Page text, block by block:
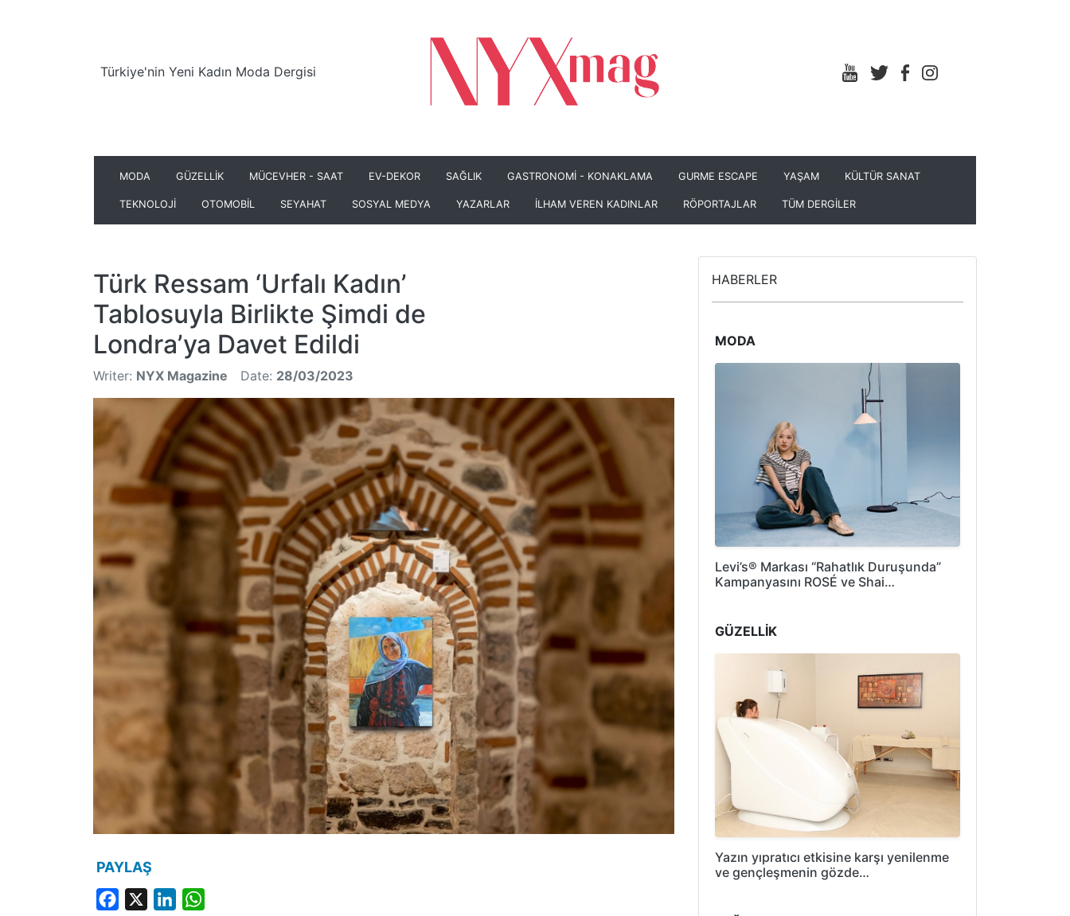
Türkiye'nin Yeni Kadın Moda Dergisi
MODA GÜZELLİK MÜCEVHER - SAAT EV-DEKOR SAĞLIK GASTRONOMİ - KONAKLAMA GURME ESCAPE YAŞAM KÜLTÜR SANAT
TEKNOLOJİ OTOMOBİL SEYAHAT SOSYAL MEDYA YAZARLAR İLHAM VEREN KADINLAR RÖPORTAJLAR TÜM DERGİLER
Türk Ressam ‘Urfalı Kadın’
Tablosuyla Birlikte Şimdi de
Londra’ya Davet Edildi
Writer: NYX Magazine Date: 28/03/2023
PAYLAŞ
Facebook LinkedIn
HABERLER
MODA
Levi’s® Markası “Rahatlık Duruşunda”
Kampanyasını ROSÉ ve Shai…
GÜZELLİK
Yazın yıpratıcı etkisine karşı yenilenme
ve gençleşmenin gözde…